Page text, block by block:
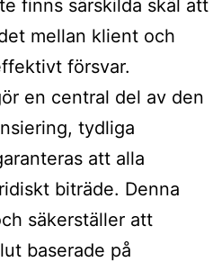
finns särskilda skäl att
mellan klient och
försvar.
en central del av den
tydliga
att alla
biträde. Denna
säkerställer att
baserade på